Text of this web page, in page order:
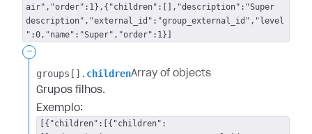
air","order":1},{"children":[],"description":"Super
description","external_id":"group_external_id","level
":0,"name":"Super","order":1}]
-
groups[].​ childrenArray of objects
Grupos filhos.
Exemplo:
[{"children":[{"children":